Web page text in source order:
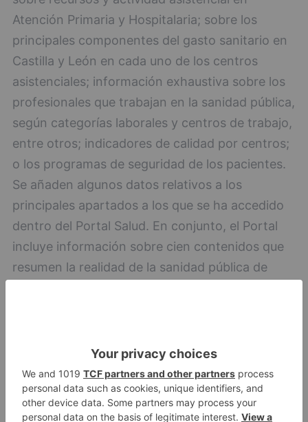
Atención Primaria y Hospitalaria; sobre los
principales componentes del gasto sanitario en
Castilla y León en cada uno de los centros
asistenciales; información exhaustiva sobre los
profesionales que trabajan en la sanidad pública,
según categorías laborales y centros de trabajo,
entre otros; indicadores de calidad por centros;
o los programas de seguridad de los pacientes.
Se añaden algunos datos relativos a los
principales apartados a los que se ha accedido
dentro del Portal Salud. En conjunto, el Portal
incluye información sobre cien contenidos que
resumen la realidad de la sanidad pública de
contenidos
LO + VISTO